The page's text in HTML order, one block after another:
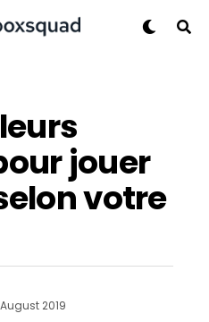
jouer
votre
2019